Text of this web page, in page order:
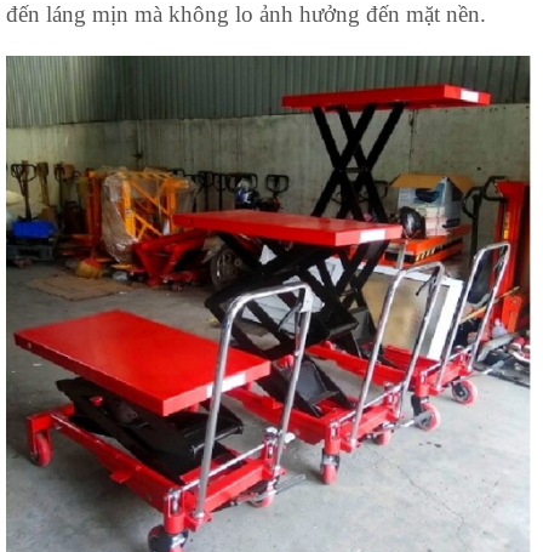
đến láng mịn mà không lo ảnh hưởng đến mặt nền.